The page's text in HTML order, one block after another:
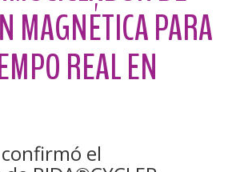
MAGNÉTICA PARA
REAL EN
el